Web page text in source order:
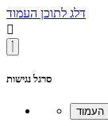
דלג לתוכן העמוד

סרגל נגישות